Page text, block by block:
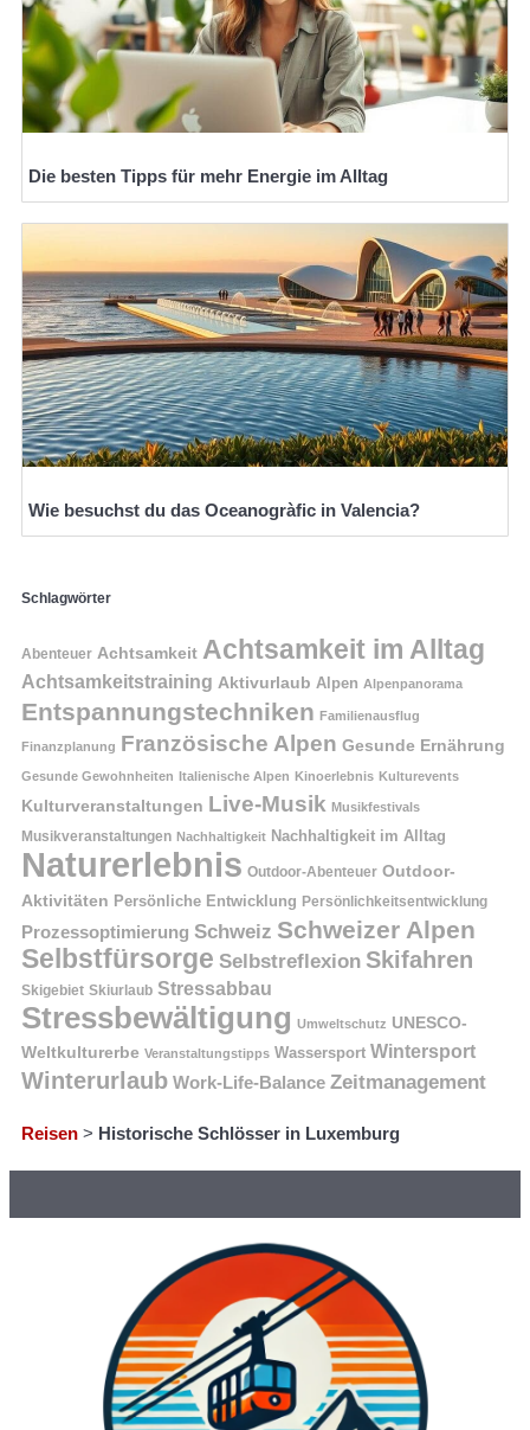
Die besten Tipps für mehr Energie im Alltag
Wie besuchst du das Oceanogràfic in Valencia?
Schlagwörter
Abenteuer Achtsamkeit Achtsamkeit im Alltag
Achtsamkeitstraining Aktivurlaub Alpen Alpenpanorama
Entspannungstechniken Familienausflug
Finanzplanung Französische Alpen Gesunde Ernährung
Gesunde Gewohnheiten Italienische Alpen Kinoerlebnis Kulturevents
Kulturveranstaltungen Live-Musik Musikfestivals
Musikveranstaltungen Nachhaltigkeit Nachhaltigkeit im Alltag
Naturerlebnis Outdoor-Abenteuer Outdoor-
Aktivitäten Persönliche Entwicklung Persönlichkeitsentwicklung
Prozessoptimierung Schweiz Schweizer Alpen
Selbstfürsorge Selbstreflexion Skifahren
Skigebiet Skiurlaub Stressabbau
Stressbewältigung Umweltschutz UNESCO-
Weltkulturerbe Veranstaltungstipps Wassersport Wintersport
Winterurlaub Work-Life-Balance Zeitmanagement
Reisen > Historische Schlösser in Luxemburg